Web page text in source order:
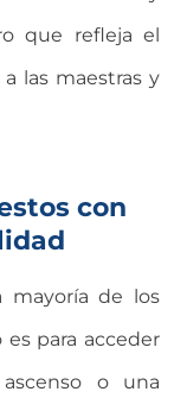
que refleja el
las maestras y
con
mayoría de los
para acceder
o una